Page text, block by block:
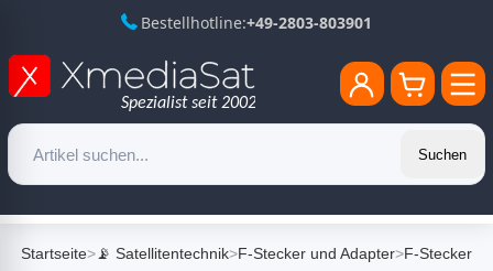
Bestellhotline:+49-2803-803901
Suchen
Startseite>📡 Satellitentechnik>F-Stecker und Adapter>F-Stecker